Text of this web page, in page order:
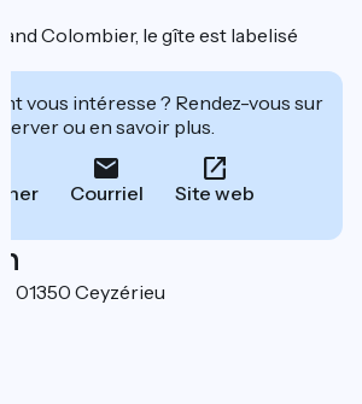
Colombier, le gîte est labelisé
vous intéresse ? Rendez-vous sur
ou en savoir plus.
Courriel Site web
01350 Ceyzérieu